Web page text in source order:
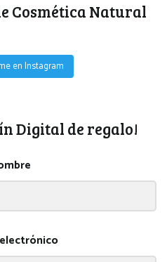
Cosmética Natural
en Instagram
Digital de regalo!